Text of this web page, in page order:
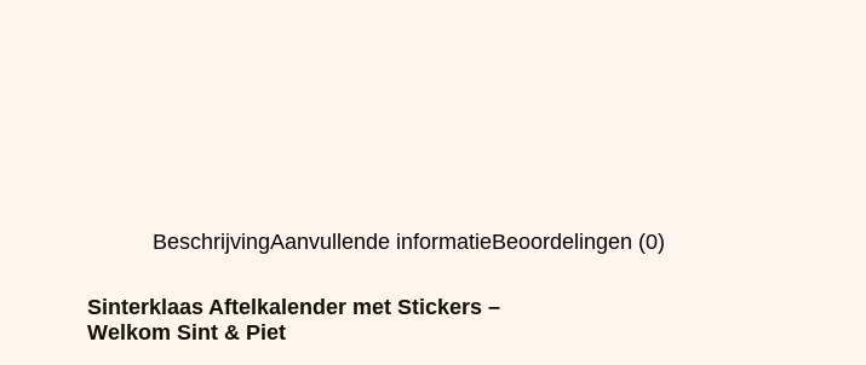
BeschrijvingAanvullende informatieBeoordelingen (0)
Sinterklaas Aftelkalender met Stickers –
Welkom Sint & Piet